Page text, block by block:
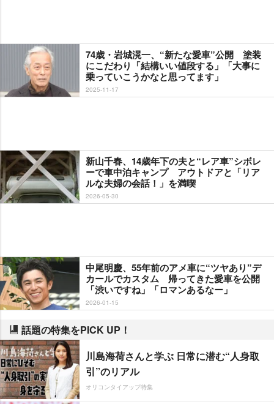
74歳・岩城滉一、“新たな愛車”公開 塗装
にこだわり「結構いい値段する」「大事に
乗っていこうかなと思ってます」
2025-11-17
新山千春、14歳年下の夫と“レア車”シボレ
ーで車中泊キャンプ アウトドアと「リア
ルな夫婦の会話！」を満喫
2026-05-30
中尾明慶、55年前のアメ車に“ツヤあり”デ
カールでカスタム 帰ってきた愛車を公開
「渋いですね」「ロマンあるなー」
2026-01-15
話題の特集をPICK UP！
川島海荷さんと学ぶ 日常に潜む“人身取
引”のリアル
オリコンタイアップ特集